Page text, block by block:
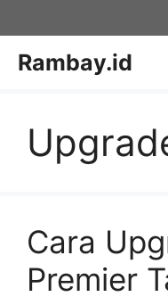
to
content
Rambay.id
Cara
Premier